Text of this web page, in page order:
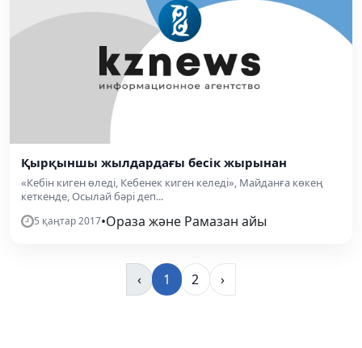
Қырқыншы жылдардағы бесік жырынан
«Кебін киген өледі, Кебенек киген келеді», Майданға көкең
кеткенде, Осылай бәрі деп...
5 қаңтар 2017•Ораза және Рамазан айы
‹ 1 2 ›